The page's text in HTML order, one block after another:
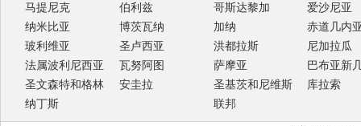
马提尼克
伯利兹 哥斯达黎加
爱沙尼亚
纳米比亚
博茨瓦纳 加纳
赤道几内
玻利维亚
圣卢西亚 洪都拉斯
尼加拉瓜
法属波利尼西亚
瓦努阿图 萨摩亚
巴布亚新
圣文森特和格林
纳丁斯
安圭拉
圣基茨和尼维斯
联邦
库拉索